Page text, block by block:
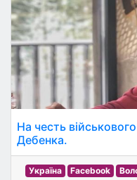
На честь
Дебенка.
Україна Facebook